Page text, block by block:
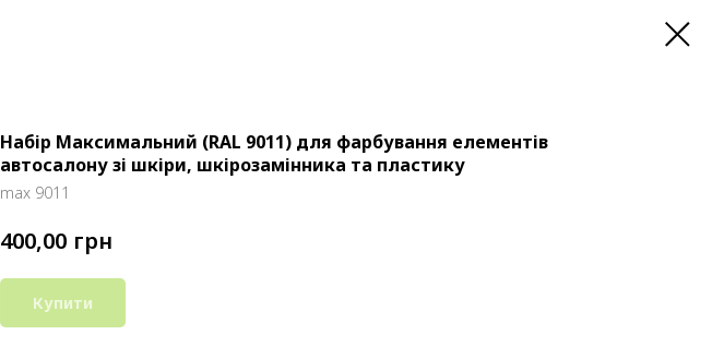
Набір Максимальний (RAL 9011) для фарбування елементів
автосалону зі шкіри, шкірозамінника та пластику
max 9011
400,00 грн
Купити